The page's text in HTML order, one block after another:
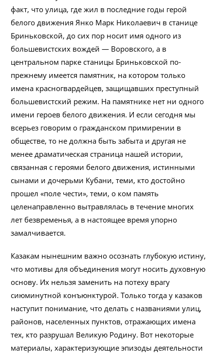
факт, что улица, где жил в последние годы герой
белого движения Янко Марк Николаевич в станице
Бриньковской, до сих пор носит имя одного из
большевистских вождей — Воровского, а в
центральном парке станицы Бриньковской по-
прежнему имеется памятник, на котором только
имена красногвардейцев, защищавших преступный
большевистский режим. На памятнике нет ни одного
имени героев белого движения. И если сегодня мы
всерьез говорим о гражданском примирении в
обществе, то не должна быть забыта и другая не
менее драматическая страница нашей истории,
связанная с героями белого движения, истинными
сынами и дочерьми Кубани, теми, кто достойно
прошел «поле чести», теми, о ком память
целенаправленно вытравлялась в течение многих
лет безвременья, а в настоящее время упорно
замалчивается.
Казакам нынешним важно осознать глубокую истину,
что мотивы для объединения могут носить духовную
основу. Их нельзя заменить на потеху врагу
сиюминутной конъюнктурой. Только тогда у казаков
наступит понимание, что делать с названиями улиц,
районов, населенных пунктов, отражающих имена
тех, кто разрушал Великую Родину. Вот некоторые
материалы, характеризующие эпизоды деятельности